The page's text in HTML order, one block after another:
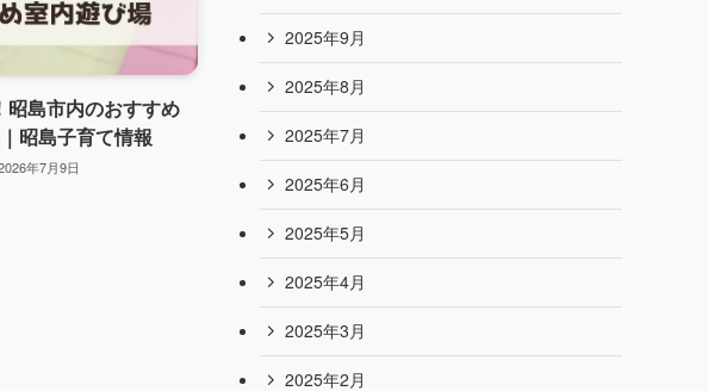
昭島市内のおすすめ
昭島子育て情報
年7月9日
2026年4月
2026年3月
2026年2月
2026年1月
2025年12月
2025年11月
2025年10月
2025年9月